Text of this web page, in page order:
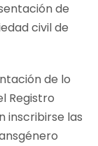
de
civil de
de lo
Registro
inscribirse las